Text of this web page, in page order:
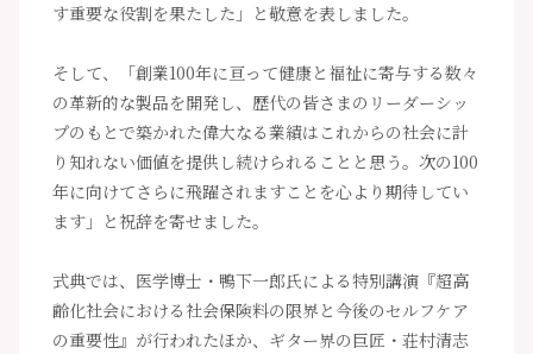
す重要な役割を果たした」と敬意を表しました。
そして、「創業100年に亘って健康と福祉に寄与する数々
の革新的な製品を開発し、歴代の皆さまのリーダーシッ
プのもとで築かれた偉大なる業績はこれからの社会に計
り知れない価値を提供し続けられることと思う。次の100
年に向けてさらに飛躍されますことを心より期待してい
ます」と祝辞を寄せました。
式典では、医学博士・鴨下一郎氏による特別講演『超高
齢化社会における社会保険料の限界と今後のセルフケア
の重要性』が行われたほか、ギター界の巨匠・荘村清志